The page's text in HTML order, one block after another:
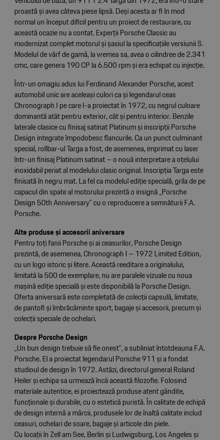
proastă și avea câteva piese lipsă. Deși acesta ar fi în mod
normal un început dificil pentru un proiect de restaurare, cu
această ocazie nu a contat. Experții Porsche Classic au
modernizat complet motorul și șasiul la specificațiile versiunii S.
Modelul de vârf de gamă, la vremea sa, avea o cilindree de 2.341
cmc, care genera 190 CP la 6.500 rpm și era echipat cu injecție.
Într-un omagiu adus lui Ferdinand Alexander Porsche, acest
automobil unic are aceleași culori ca și legendarul ceas
Chronograph I pe care l-a proiectat în 1972, cu negrul culoare
dominantă atât pentru exterior, cât și pentru interior. Benzile
laterale clasice cu finisaj satinat Platinum și inscripții Porsche
Design integrate împodobesc flancurile. Ca un punct culminant
special, rollbar-ul Targa a fost, de asemenea, imprimat cu laser
într-un finisaj Platinum satinat – o nouă interpretare a oțelului
inoxidabil periat al modelului clasic original. Inscripția Targa este
finisată în negru mat. La fel ca modelul ediție specială, grila de pe
capacul din spate al motorului prezintă o insignă „Porsche
Design 50th Anniversary” cu o reproducere a semnăturii F.A.
Porsche.
Alte produse și accesorii aniversare
Pentru toți fanii Porsche și ai ceasurilor, Porsche Design
prezintă, de asemenea, Chronograph I – 1972 Limited Edition,
cu un logo istoric și litere. Această reeditare a originalului,
limitată la 500 de exemplare, nu are paralele vizuale cu noua
mașină ediție specială și este disponibilă la Porsche Design.
Oferta aniversară este completată de colecții capsulă, limitate,
de pantofi și îmbrăcăminte sport, bagaje și accesorii, precum și
colecții speciale de ochelari.
Despre Porsche Design
„Un bun design trebuie să fie onest”, a subliniat întotdeauna F.A.
Porsche. El a proiectat legendarul Porsche 911 și a fondat
studioul de design în 1972. Astăzi, directorul general Roland
Heiler și echipa sa urmează încă această filozofie. Folosind
materiale autentice, ei proiectează produse atent gândite,
funcționale și durabile, cu o estetică puristă. În calitate de echipă
de design internă a mărcii, produsele lor de înaltă calitate includ
ceasuri, ochelari de soare, bagaje și articole din piele.
Cu locații în Zell am See, Berlin și Ludwigsburg, Los Angeles și